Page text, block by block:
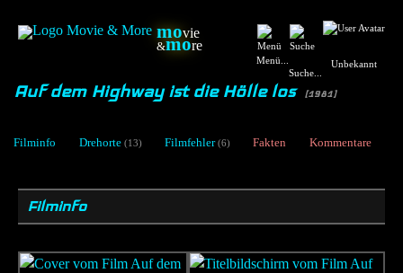
movie
&more
Menü...
Suche...
Unbekannt
Auf dem Highway ist die Hölle los [1981]
Filminfo Drehorte (13) Filmfehler (6) Fakten Kommentare
Filminfo